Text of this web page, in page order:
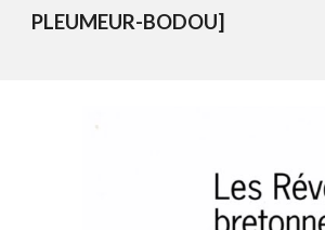
PLEUMEUR-BODOU]